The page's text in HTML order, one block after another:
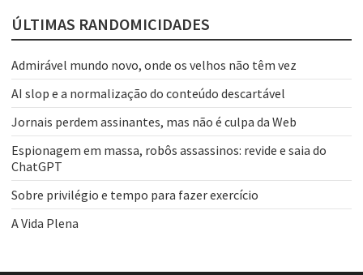
ÚLTIMAS RANDOMICIDADES
Admirável mundo novo, onde os velhos não têm vez
AI slop e a normalização do conteúdo descartável
Jornais perdem assinantes, mas não é culpa da Web
Espionagem em massa, robôs assassinos: revide e saia do
ChatGPT
Sobre privilégio e tempo para fazer exercício
A Vida Plena